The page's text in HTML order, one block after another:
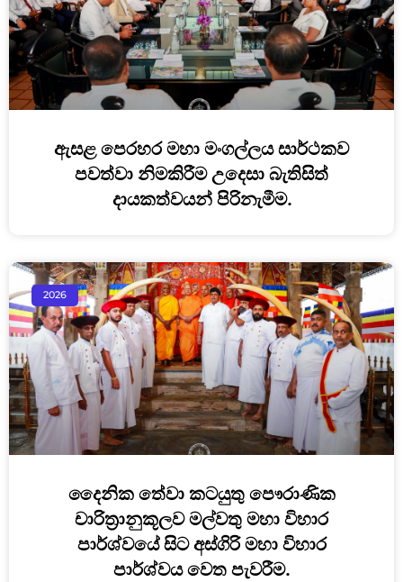
ඇසළ පෙරහර මහා මංගල්ලය සාර්ථකව
පවත්වා නිමකිරීම උදෙසා බැතිසිත්
දායකත්වයන් පිරිනැමීම.
2026
දෛනික තේවා කටයුතු පෞරාණික
චාරිත්‍රානුකූලව මල්වතු මහා විහාර
පාර්ශ්වයේ සිට අස්ගිරි මහා විහාර
පාර්ශ්වය වෙත පැවරීම.